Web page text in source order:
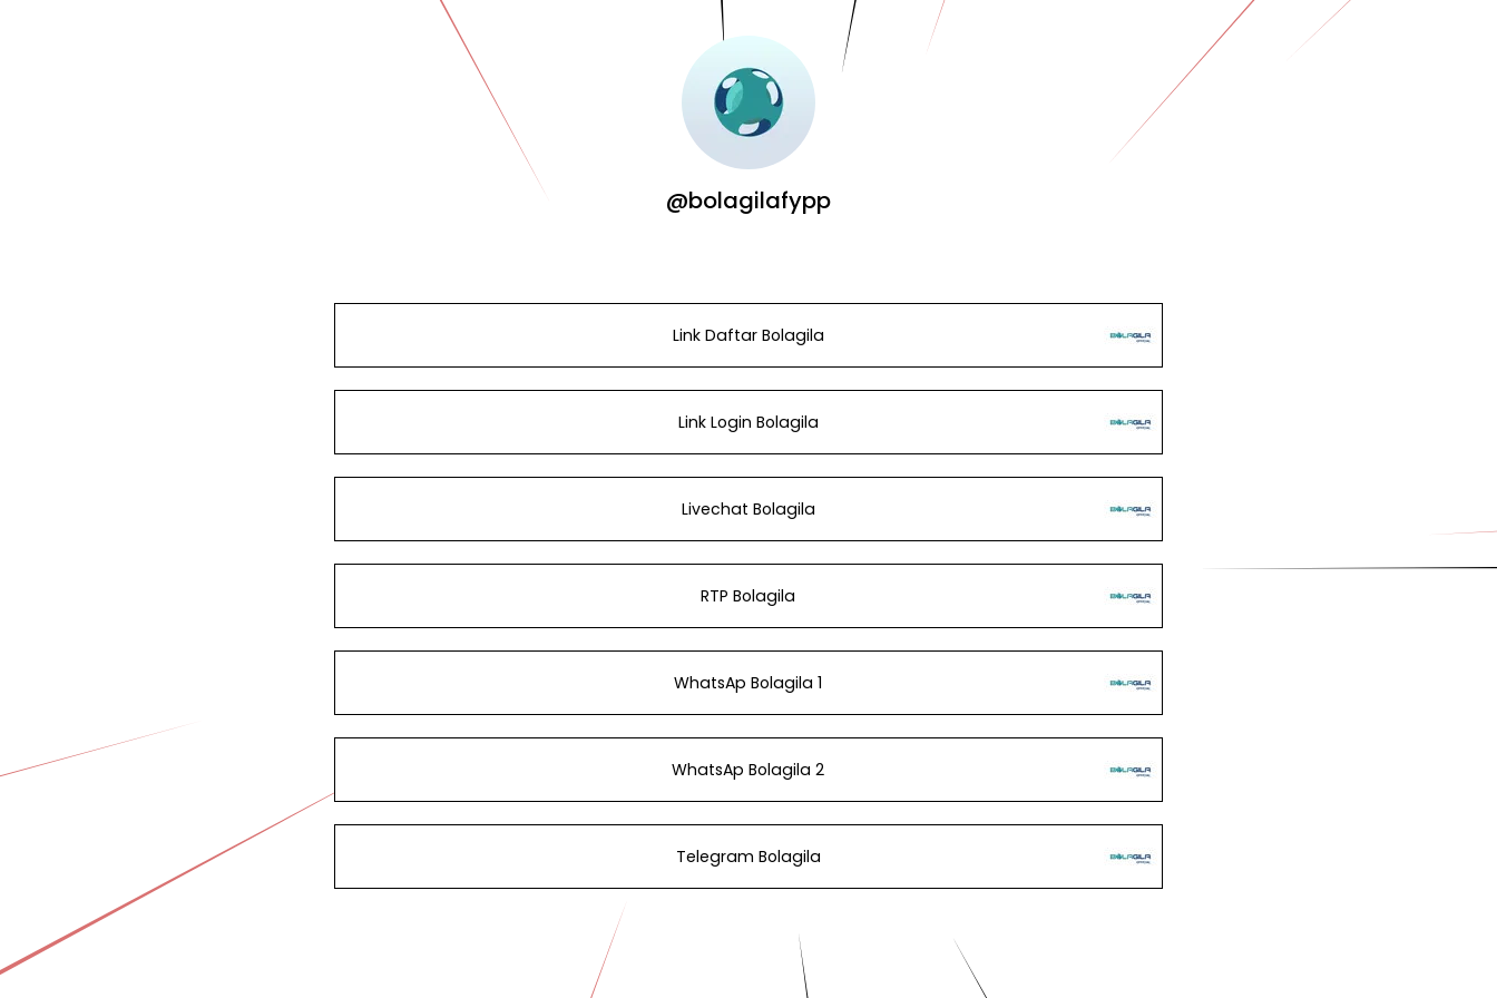
@bolagilafypp
Link Daftar Bolagila
Link Login Bolagila
Livechat Bolagila
RTP Bolagila
WhatsAp Bolagila 1
WhatsAp Bolagila 2
Telegram Bolagila